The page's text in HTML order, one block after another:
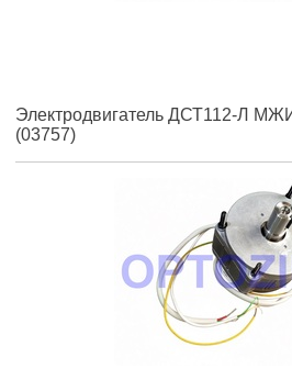
Электродвигатель ДСТ112-Л
(03757)